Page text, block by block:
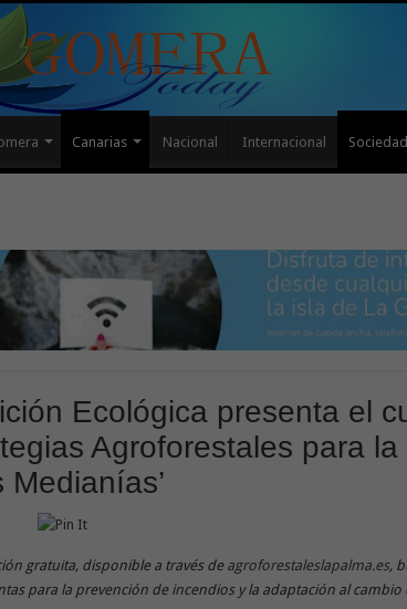
Canarias Nacional Internacional Sociedad
Ecológica presenta el
Agroforestales para
Medianías’
gratuita, disponible a través de agroforestaleslapalma.es,
para la prevención de incendios y la adaptación al cambio